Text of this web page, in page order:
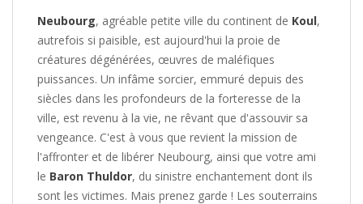
Neubourg, agréable petite ville du continent de Koul,
autrefois si paisible, est aujourd'hui la proie de
créatures dégénérées, œuvres de maléfiques
puissances. Un infâme sorcier, emmuré depuis des
siècles dans les profondeurs de la forteresse de la
ville, est revenu à la vie, ne rêvant que d'assouvir sa
vengeance. C'est à vous que revient la mission de
l'affronter et de libérer Neubourg, ainsi que votre ami
le Baron Thuldor, du sinistre enchantement dont ils
sont les victimes. Mais prenez garde ! Les souterrains